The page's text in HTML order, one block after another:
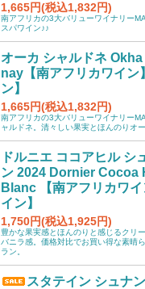
1,665円(税込1,832円)
南アフリカの3大バリューワイナリー
スパワイン♪♪
オーカ シャルドネ
nay【南アフリカワイン
ン】
1,665円(税込1,832円)
南アフリカの3大バリューワイナリー
ャルドネ。清々しい果実とほんのりオー
ドルニエ ココアヒル シ
ン 2024 Dornier Cocoa
Blanc 【南アフリカワ
イン】
1,750円(税込1,925円)
豊かな果実感とほんのりと感じるクリ
バニラ感。価格対比でお買い得な素晴
ラン。
スタテイン シュナ